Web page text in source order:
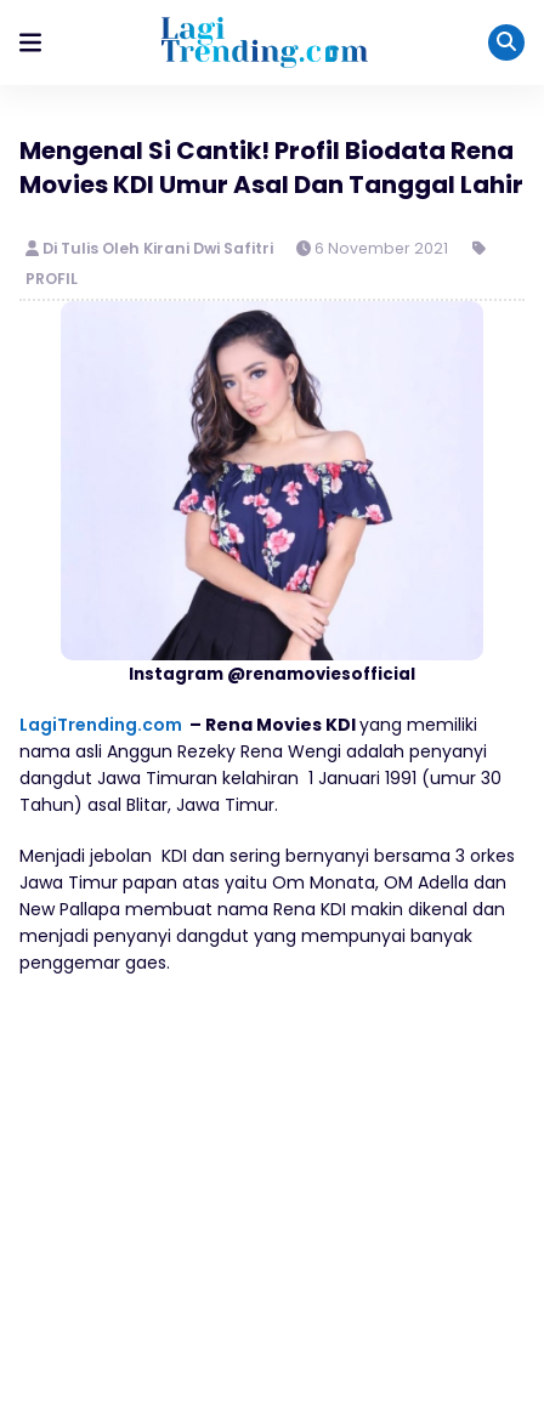
Mengenal Si Cantik! Profil Biodata Rena
Movies KDI Umur Asal Dan Tanggal Lahir
Di Tulis Oleh Kirani Dwi Safitri
6 November 2021
PROFIL
Instagram @renamoviesofficial
LagiTrending.com – Rena Movies KDIyang memiliki
nama asli Anggun Rezeky Rena Wengi adalah penyanyi
dangdut Jawa Timuran kelahiran 1 Januari 1991 (umur 30
Tahun) asal Blitar, Jawa Timur.
Menjadi jebolan KDI dan sering bernyanyi bersama 3 orkes
Jawa Timur papan atas yaitu Om Monata, OM Adella dan
New Pallapa membuat nama Rena KDI makin dikenal dan
menjadi penyanyi dangdut yang mempunyai banyak
penggemar gaes.